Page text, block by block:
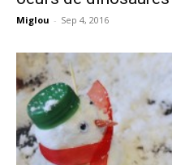
Miglou - Sep 4, 2016